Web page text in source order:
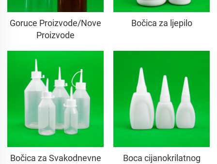
Goruce Proizvode/Nove
Proizvode
Bočica za ljepilo
Bočica za Svakodnevne
Boca cijanokrilatnog